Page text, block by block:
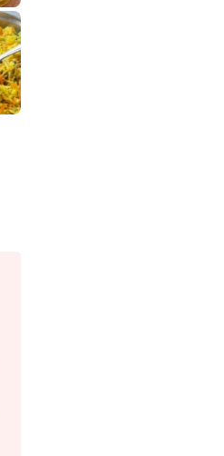
למתכון
פיצה של תשעת הימים ולמה היא נקראת